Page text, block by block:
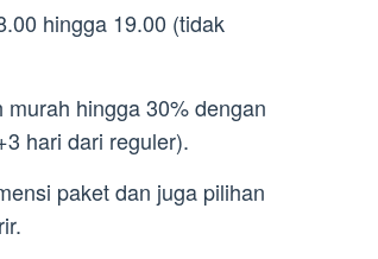
hingga 19.00 (tidak
murah hingga 30% dengan
hari dari reguler).
paket dan juga pilihan